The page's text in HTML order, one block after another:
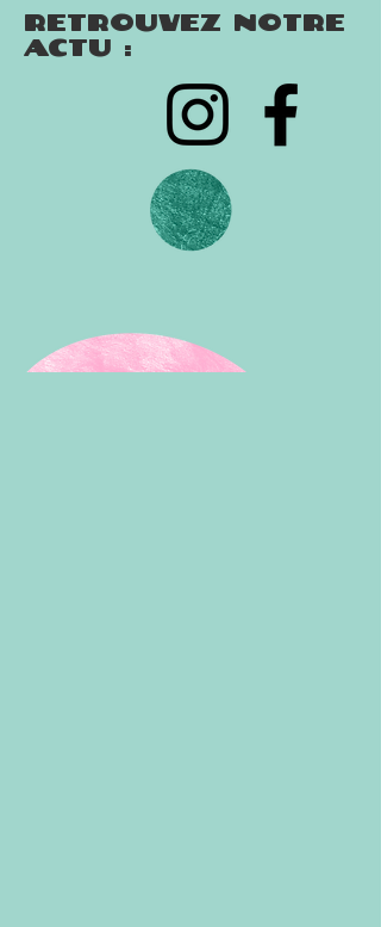
Retrouvez notre
actu :